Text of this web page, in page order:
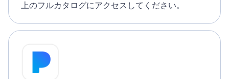
上のフルカタログにアクセスしてください。